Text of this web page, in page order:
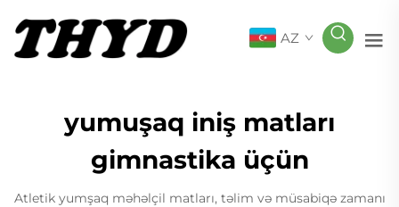
AZ
yumuşaq iniş matları
gimnastika üçün
Atletik yumşaq məhəlçil matları, təlim və müsabiqə zamanı